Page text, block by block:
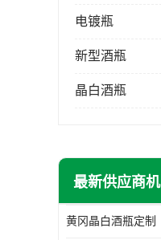
电镀瓶
新型酒瓶
晶白酒瓶
最新供应商机
黄冈晶白酒瓶定制